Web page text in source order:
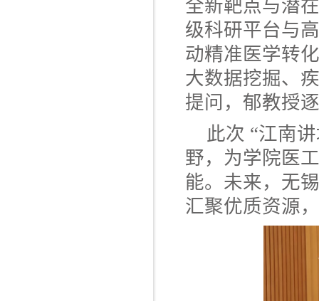
全新靶点与潜
级科研平台与
动精准医学转
大数据挖掘、
提问，郁教授
此次 “江南
野，为学院医
能。未来，无
汇聚优质资源